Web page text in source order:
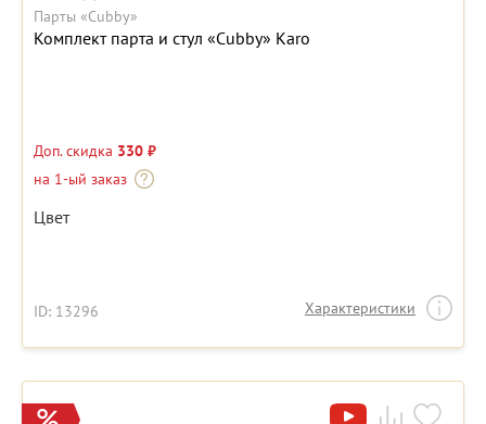
Парты «Cubby»
Комплект парта и стул «Cubby» Karo
Доп. скидка 330 ₽
на 1-ый заказ
Цвет
ID: 13296 Характеристики